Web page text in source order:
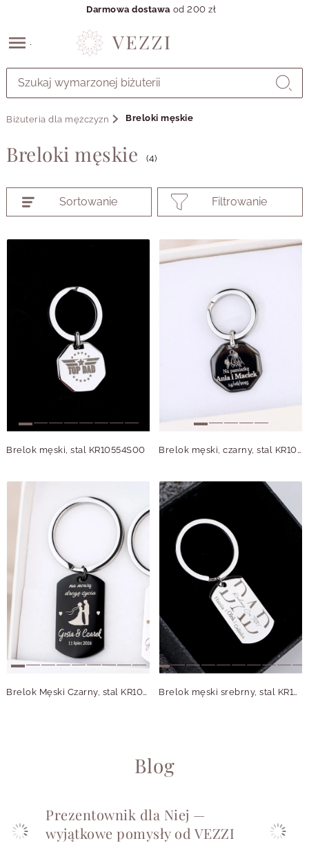
GŁÓWNEJ
PRODUKTÓW
MENU
UŻYTKOWNIKA
Darmowa dostawa od 200 zł
Biżuteria dla mężczyzn Breloki męskie
Breloki męskie (4)
Sortowanie Filtrowanie
Brelok męski, stal KR10554S00 Brelok męski, czarny, stal KR10554M01
Brelok Męski Czarny, stal KR10553M01 Brelok męski srebrny, stal KR10553S00
Blog
Prezentownik dla Niej —
wyjątkowe pomysły od VEZZI